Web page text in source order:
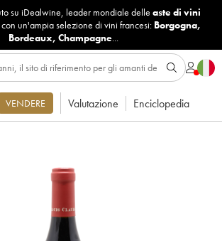
su iDealwine, leader mondiale delle aste di vini
un'ampia selezione di vini francesi: Borgogna,
Bordeaux, Champagne...
VENDERE Valutazione Enciclopedia